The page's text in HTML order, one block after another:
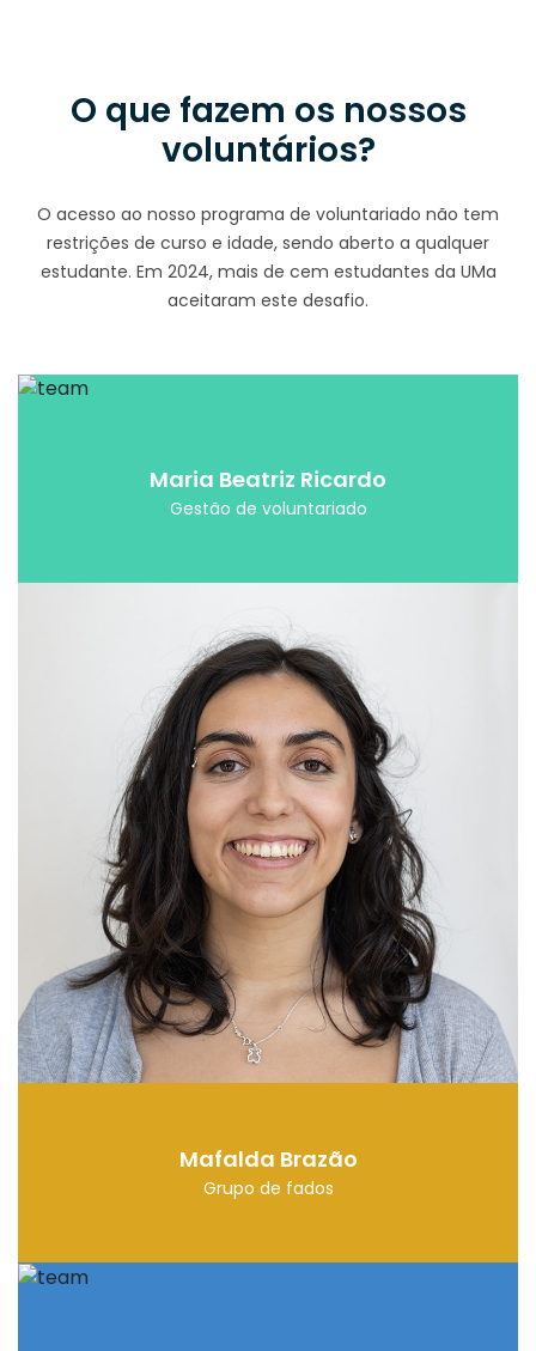
O que fazem os nossos
voluntários?
O acesso ao nosso programa de voluntariado não tem
restrições de curso e idade, sendo aberto a qualquer
estudante. Em 2024, mais de cem estudantes da UMa
aceitaram este desafio.
Maria Beatriz Ricardo
Gestão de voluntariado
Mafalda Brazão
Grupo de fados